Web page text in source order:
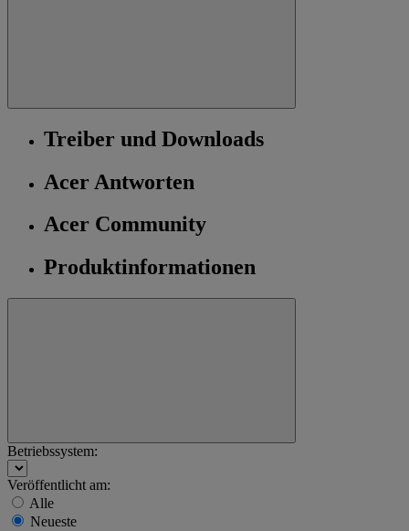
Treiber und Downloads
Acer Antworten
Acer Community
Produktinformationen
Betriebssystem:
Veröffentlicht am:
Alle
Neueste